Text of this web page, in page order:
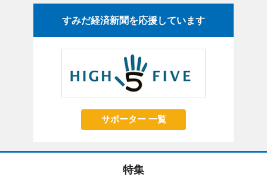
すみだ経済新聞を応援しています
サポーター 一覧
特集